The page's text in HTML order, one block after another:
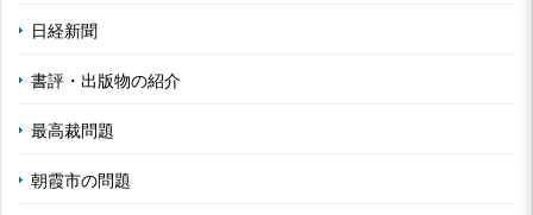
日経新聞
書評・出版物の紹介
最高裁問題
朝霞市の問題